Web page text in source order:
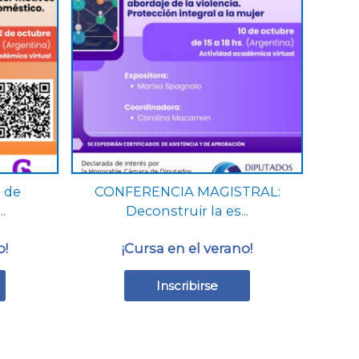
de
CONFERENCIA MAGISTRAL:
Deconstruir la es...
¡Cursa en el verano!
Inscribirse
múltiples
variantes.
Las
se
elegir
en
página
de